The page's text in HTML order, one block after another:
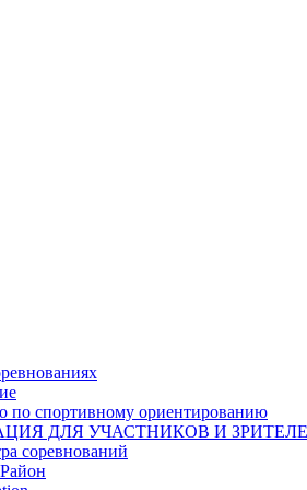
по спортивному ориентированию
ДЛЯ УЧАСТНИКОВ И
соревнований